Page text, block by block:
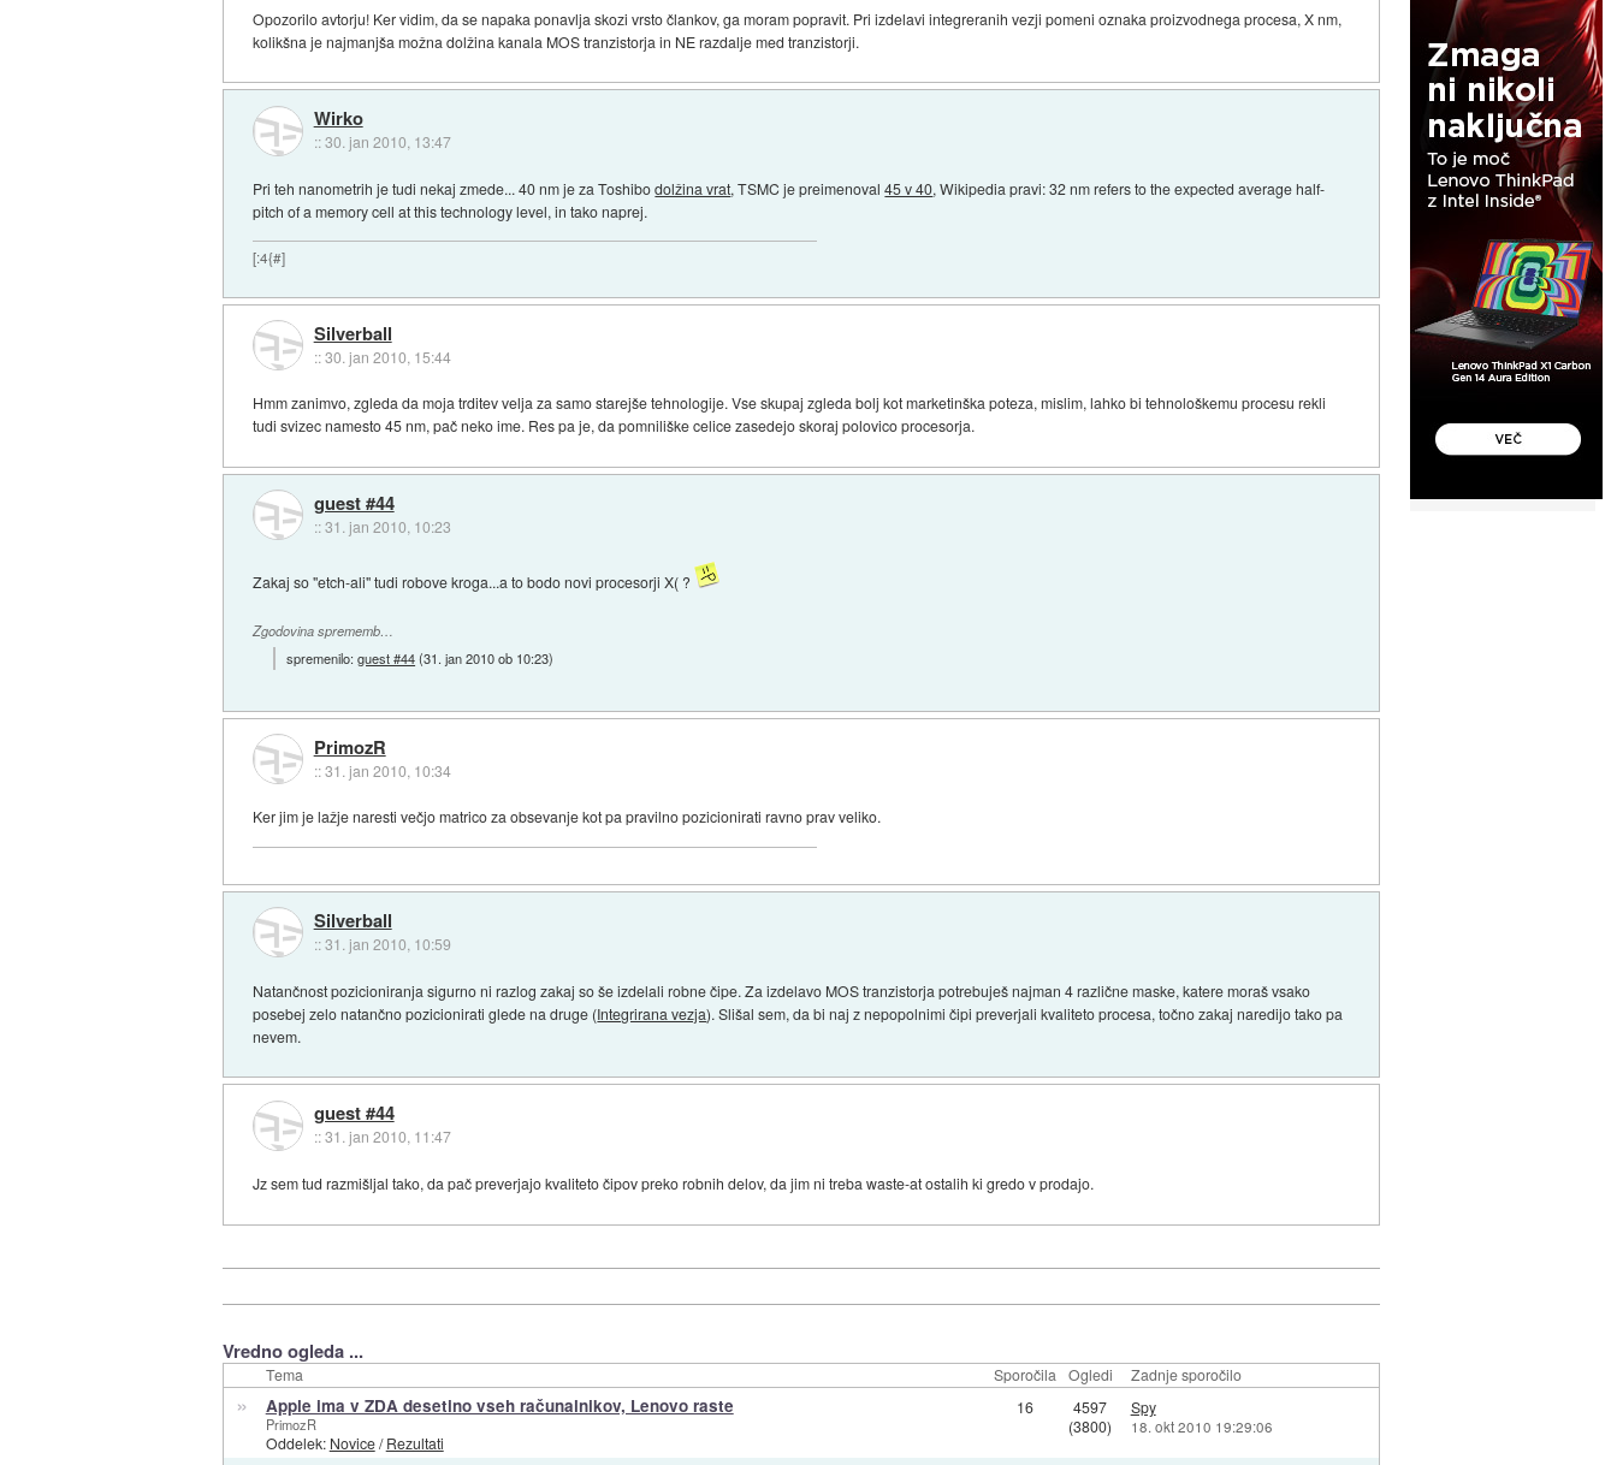
Opozorilo avtorju! Ker vidim, da se napaka ponavlja skozi vrsto člankov, ga moram popravit. Pri izdelavi integreranih vezji pomeni oznaka proizvodnega procesa, X nm,
kolikšna je najmanjša možna dolžina kanala MOS tranzistorja in NE razdalje med tranzistorji.
Wirko
::30. jan 2010, 13:47
Pri teh nanometrih je tudi nekaj zmede... 40 nm je za Toshibodolžina vrat, TSMC je preimenoval45 v 40, Wikipedia pravi: 32 nm refers to the expected average half-
pitch of a memory cell at this technology level, in tako naprej.
[:4{#]
Silverball
::30. jan 2010, 15:44
Hmm zanimvo, zgleda da moja trditev velja za samo starejše tehnologije. Vse skupaj zgleda bolj kot marketinška poteza, mislim, lahko bi tehnološkemu procesu rekli
tudi svizec namesto 45 nm, pač neko ime. Res pa je, da pomniliške celice zasedejo skoraj polovico procesorja.
guest #44
::31. jan 2010, 10:23
Zakaj so "etch-ali" tudi robove kroga...a to bodo novi procesorji X( ?
Zgodovina sprememb…
spremenilo:guest #44(31. jan 2010 ob 10:23)
PrimozR
::31. jan 2010, 10:34
Ker jim je lažje naresti večjo matrico za obsevanje kot pa pravilno pozicionirati ravno prav veliko.
Silverball
::31. jan 2010, 10:59
Natančnost pozicioniranja sigurno ni razlog zakaj so še izdelali robne čipe. Za izdelavo MOS tranzistorja potrebuješ najman 4 različne maske, katere moraš vsako
posebej zelo natančno pozicionirati glede na druge (Integrirana vezja). Slišal sem, da bi naj z nepopolnimi čipi preverjali kvaliteto procesa, točno zakaj naredijo tako pa
nevem.
guest #44
::31. jan 2010, 11:47
Jz sem tud razmišljal tako, da pač preverjajo kvaliteto čipov preko robnih delov, da jim ni treba waste-at ostalih ki gredo v prodajo.
Vredno ogleda ...
Tema Sporočila Ogledi Zadnje sporočilo
» Apple ima v ZDA desetino vseh računalnikov, Lenovo raste
PrimozR
Oddelek: Novice/Rezultati
16
4597
(3800)
Spy
18. okt 2010 19:29:06